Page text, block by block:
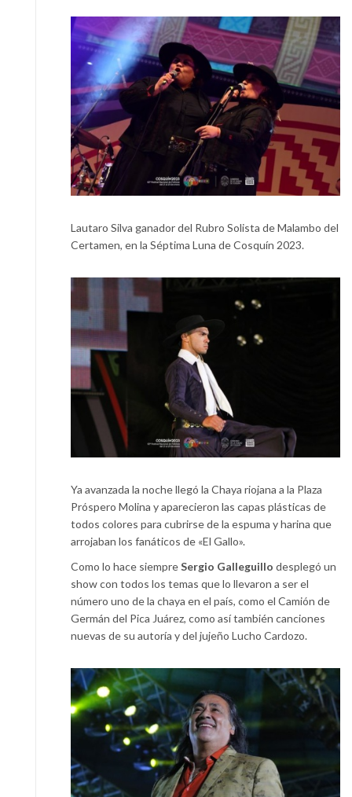
Lautaro Silva ganador del Rubro Solista de Malambo del
Certamen, en la Séptima Luna de Cosquín 2023.
Ya avanzada la noche llegó la Chaya riojana a la Plaza
Próspero Molina y aparecieron las capas plásticas de
todos colores para cubrirse de la espuma y harina que
arrojaban los fanáticos de «El Gallo».
Como lo hace siempreSergio Galleguillo desplegó un
show con todos los temas que lo llevaron a ser el
número uno de la chaya en el país, como el Camión de
Germán del Pica Juárez, como así también canciones
nuevas de su autoría y del jujeño Lucho Cardozo.